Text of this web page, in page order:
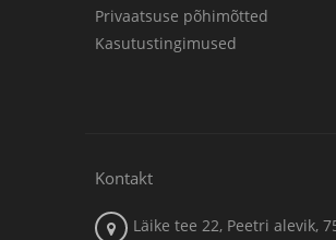
Privaatsuse põhimõtted
Kasutustingimused
Kontakt
Läike tee 22, Peetri alevik,